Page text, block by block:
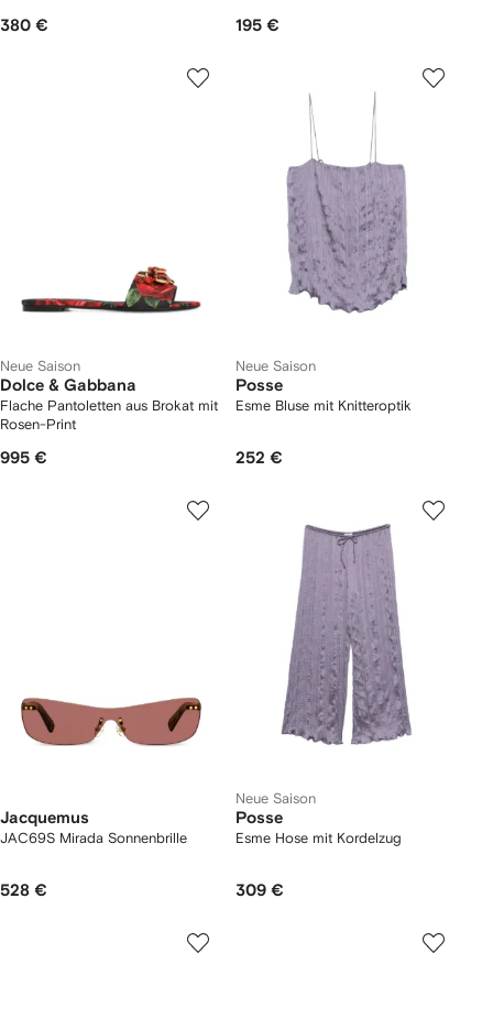
380 € 195 €
Neue Saison
Dolce & Gabbana
Flache Pantoletten aus Brokat mit
Rosen-Print
995 €
Neue Saison
Posse
Esme Bluse mit Knitteroptik
252 €
Jacquemus
JAC69S Mirada Sonnenbrille
528 €
Neue Saison
Posse
Esme Hose mit Kordelzug
309 €